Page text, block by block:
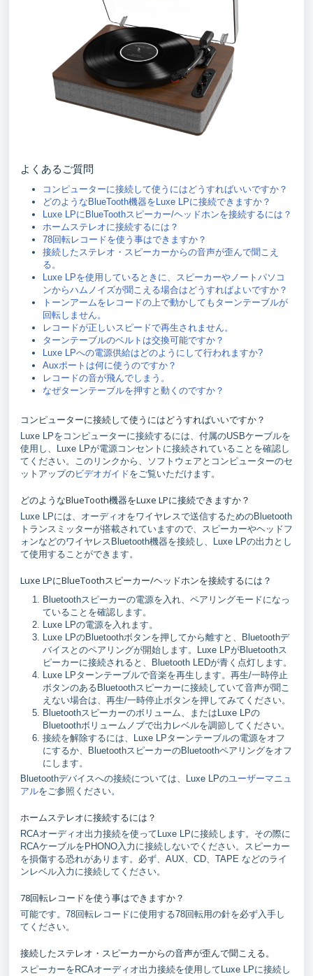
よくあるご質問
コンピューターに接続して使うにはどうすればいいですか？
どのようなBlueTooth機器をLuxe LPに接続できますか？
Luxe LPにBlueToothスピーカー/ヘッドホンを接続するには？
ホームステレオに接続するには？
78回転レコードを使う事はできますか？
接続したステレオ・スピーカーからの音声が歪んで聞こえ
る。
Luxe LPを使用しているときに、スピーカーやノートパソコ
ンからハムノイズが聞こえる場合はどうすればよいですか？
トーンアームをレコードの上で動かしてもターンテーブルが
回転しません。
レコードが正しいスピードで再生されません。
ターンテーブルのベルトは交換可能ですか？
Luxe LPへの電源供給はどのようにして行われますか?
Auxポートは何に使うのですか？
レコードの音が飛んでしまう。
なぜターンテーブルを押すと動くのですか？
コンピューターに接続して使うにはどうすればいいですか？
Luxe LPをコンピューターに接続するには、付属のUSBケーブルを
使用し、Luxe LPが電源コンセントに接続されていることを確認し
てください。このリンクから、ソフトウェアとコンピューターのセ
ットアップのビデオガイドをご覧いただけます。
どのようなBlueTooth機器をLuxe LPに接続できますか？
Luxe LPには、オーディオをワイヤレスで送信するためのBluetooth
トランスミッターが搭載されていますので、スピーカーやヘッドフ
ォンなどのワイヤレスBluetooth機器を接続し、Luxe LPの出力とし
て使用することができます。
Luxe LPにBlueToothスピーカー/ヘッドホンを接続するには？
Bluetoothスピーカーの電源を入れ、ペアリングモードになっ
ていることを確認します。
Luxe LPの電源を入れます。
Luxe LPのBluetoothボタンを押してから離すと、Bluetoothデ
バイスとのペアリングが開始します。Luxe LPがBluetoothス
ピーカーに接続されると、Bluetooth LEDが青く点灯します。
Luxe LPターンテーブルで音楽を再生します。再生/一時停止
ボタンのあるBluetoothスピーカーに接続していて音声が聞こ
えない場合は、再生/一時停止ボタンを押してみてください。
Bluetoothスピーカーのボリューム、またはLuxe LPの
Bluetoothボリュームノブで出力レベルを調節してください。
接続を解除するには、Luxe LPターンテーブルの電源をオフ
にするか、BluetoothスピーカーのBluetoothペアリングをオフ
にします。
Bluetoothデバイスへの接続については、Luxe LPのユーザーマニュ
アルをご参照ください。
ホームステレオに接続するには？
RCAオーディオ出力接続を使ってLuxe LPに接続します。その際に
RCAケーブルをPHONO入力に接続しないでください。スピーカー
を損傷する恐れがあります。必ず、AUX、CD、TAPE などのライ
ンレベル入力に接続してください。
78回転レコードを使う事はできますか？
可能です。78回転レコードに使用する78回転用の針を必ず入手し
てください。
接続したステレオ・スピーカーからの音声が歪んで聞こえる。
スピーカーをRCAオーディオ出力接続を使用してLuxe LPに接続し